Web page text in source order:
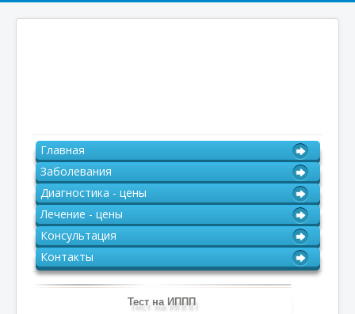
Главная
Заболевания
Диагностика - цены
Лечение - цены
Консультация
Контакты
Тест на ИППП